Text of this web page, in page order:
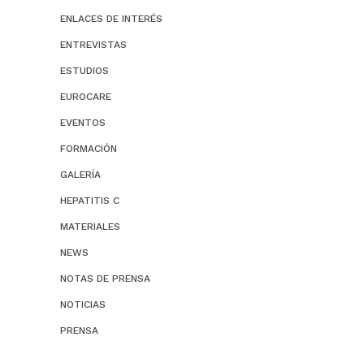
ENLACES DE INTERÉS
ENTREVISTAS
ESTUDIOS
EUROCARE
EVENTOS
FORMACIÓN
GALERÍA
HEPATITIS C
MATERIALES
NEWS
NOTAS DE PRENSA
NOTICIAS
PRENSA